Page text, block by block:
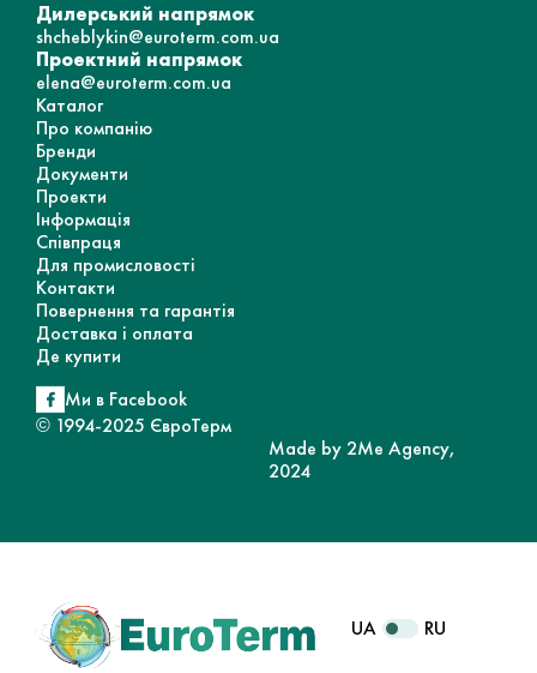
Дилерський напрямок
shcheblykin@euroterm.com.ua
Проектний напрямок
elena@euroterm.com.ua
Каталог
Про компанію
Бренди
Документи
Проекти
Інформація
Співпраця
Для промисловості
Контакти
Повернення та гарантія
Доставка і оплата
Де купити
Ми в Facebook
© 1994-2025 ЄвроТерм
Made by 2Me Agency,
2024
UA RU